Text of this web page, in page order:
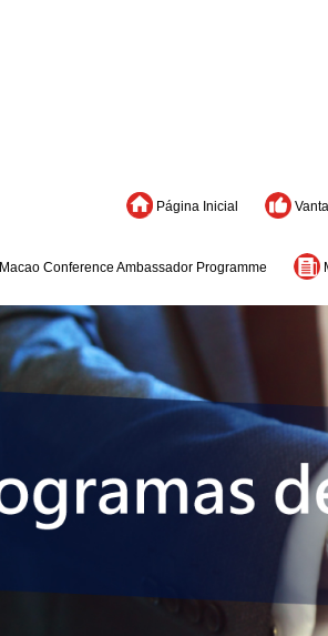
Página Inicial
Macao Conference Ambassador Programme